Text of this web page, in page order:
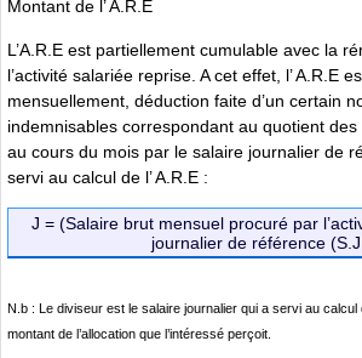
Montant de l’ A.R.E
L’A.R.E est partiellement cumulable avec la
l’activité salariée reprise. A cet effet, l’ A.R.E
mensuellement, déduction faite d’un certain
indemnisables correspondant au quotient
au cours du mois par le salaire journalier de
servi au calcul de l’ A.R.E :
J = (Salaire brut mensuel procuré par
journalier de référence
N.b : Le diviseur est le salaire journalier qui a servi au
montant de l’allocation que l’intéressé perçoit.